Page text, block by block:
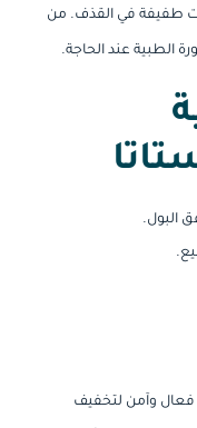
طفيفة في القذف. من
الطبية عند الحاجة.
البول.
وآمن لتخفيف